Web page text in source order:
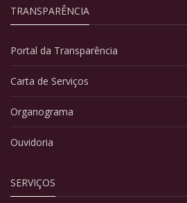
TRANSPARÊNCIA
Portal da Transparência
Carta de Serviços
Organograma
Ouvidoria
SERVIÇOS